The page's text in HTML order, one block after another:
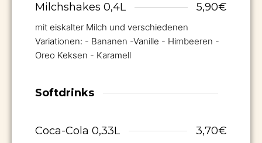
Milchshakes 0,4L 5,90€
mit eiskalter Milch und verschiedenen
Variationen: - Bananen -Vanille - Himbeeren -
Oreo Keksen - Karamell
Softdrinks
Coca-Cola 0,33L 3,70€